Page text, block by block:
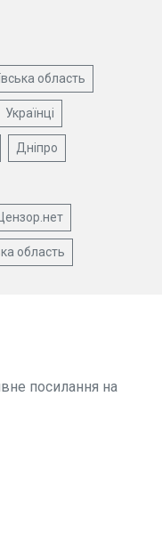
область
Українці
Дніпро
Цензор.нет
область
посилання на